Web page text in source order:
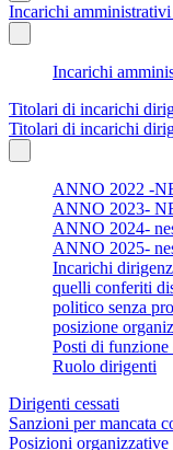
Incarichi
Incarichi
Titolari di incarichi
Titolari di incarichi
ANNO 2022 -
ANNO 2023-
ANNO 2024-
ANNO 2025-
Incarichi
quelli conferiti
politico senza
posizione
Posti di
Ruolo dirigenti
Dirigenti cessati
Sanzioni per mancata
Posizioni organizzative